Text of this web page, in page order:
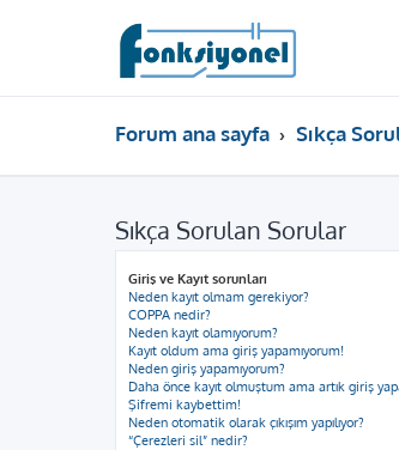
Forum ana sayfa Sıkça
Sıkça Sorulan Sorular
Giriş ve Kayıt sorunları
Neden kayıt olmam gerekiyor?
COPPA nedir?
Neden kayıt olamıyorum?
Kayıt oldum ama giriş yapamıyorum!
Neden giriş yapamıyorum?
Daha önce kayıt olmuştum ama artık giriş
Şifremi kaybettim!
Neden otomatik olarak çıkışım yapılıyor?
“Çerezleri sil” nedir?